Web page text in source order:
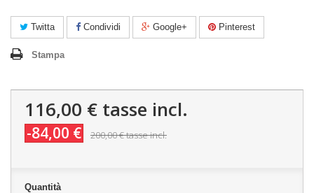
Twitta Condividi Google+ Pinterest
Stampa
116,00 € tasse incl.
-84,00 € 200,00 €tasse incl.
Quantità